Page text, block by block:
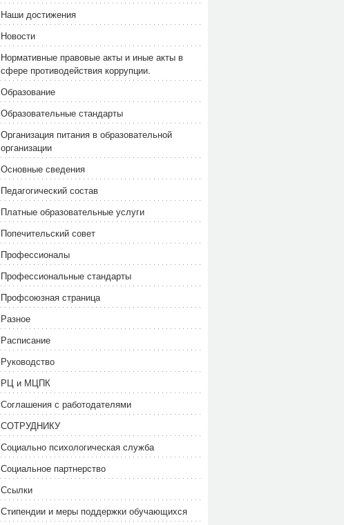
Наши достижения
Новости
Нормативные правовые акты и иные акты в
сфере противодействия коррупции.
Образование
Образовательные стандарты
Организация питания в образовательной
организации
Основные сведения
Педагогический состав
Платные образовательные услуги
Попечительский совет
Профессионалы
Профессиональные стандарты
Профсоюзная страница
Разное
Расписание
Руководство
РЦ и МЦПК
Соглашения с работодателями
СОТРУДНИКУ
Социально психологическая служба
Социальное партнерство
Ссылки
Стипендии и меры поддержки обучающихся